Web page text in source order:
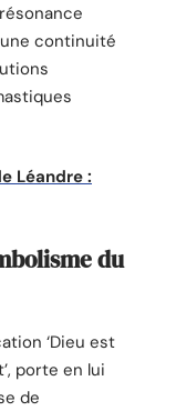
continuité
Léandre :
du
‘Dieu est
porte en lui
de